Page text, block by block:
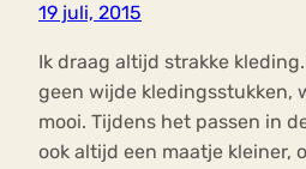
19 juli, 2015
Ik draag altijd strakke
geen wijde kledingsstukken,
mooi. Tijdens het passen in
ook altijd een maatje kleiner,